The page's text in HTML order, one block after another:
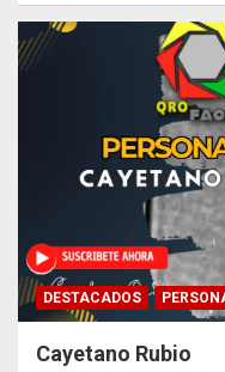
DESTACADOS
Cayetano Rubio